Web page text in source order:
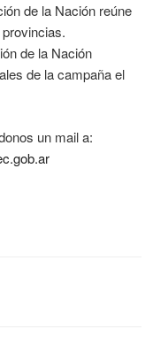
de la Nación reúne
de la Nación
de la campaña el
un mail a: